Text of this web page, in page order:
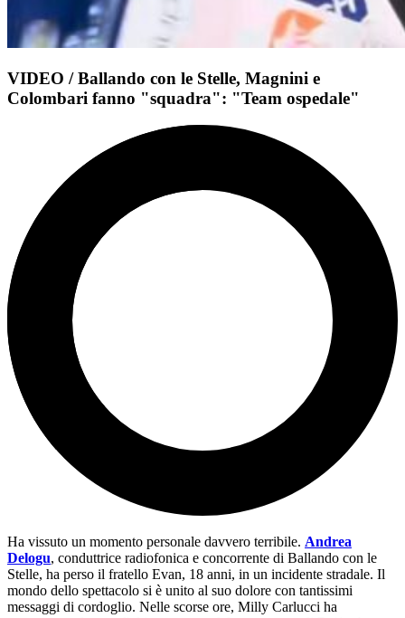
VIDEO / Ballando con le Stelle, Magnini e
Colombari fanno "squadra": "Team ospedale"
Ha vissuto un momento personale davvero terribile. Andrea
Delogu, conduttrice radiofonica e concorrente di Ballando con le
Stelle, ha perso il fratello Evan, 18 anni, in un incidente stradale. Il
mondo dello spettacolo si è unito al suo dolore con tantissimi
messaggi di cordoglio. Nelle scorse ore, Milly Carlucci ha